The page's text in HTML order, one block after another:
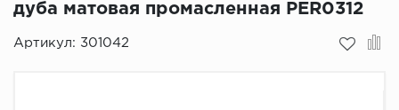
Паркетная доска
SPC Ламинат
дуба матовая промасленная PER0312
Артикул: 301042